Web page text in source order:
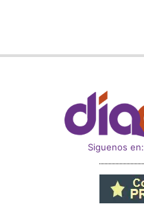
Siguenos en: